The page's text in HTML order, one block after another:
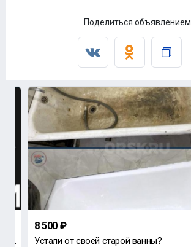
Поделиться объявлением
Довольно часто возникают ситуации, когда нужно 8987-788-02-40 Услуги канализации Орск- Новотроицк
8 500 ₽
Устали от своей старой ванны?